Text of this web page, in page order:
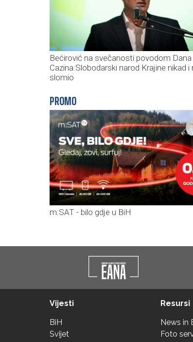
Bećirović na svečanosti povodom Dana
Cazina:Slobodarski narod Krajine nikad i
slomio
PROMO
m:SAT - bilo gdje u BiH
Vijesti
BiH
Svijet
Resursi
News in
Foto